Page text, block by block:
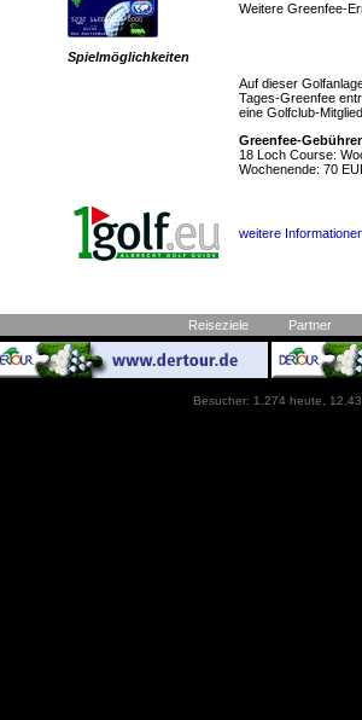
Weitere Greenfee-
Spielmöglichkeiten
Auf dieser
Tages-Greenfee
eine Golfclub-
Greenfee-
18 Loch Course:
Wochenende: 70
weitere
Reiseziele Partner
Besucher: 1.274 heute,